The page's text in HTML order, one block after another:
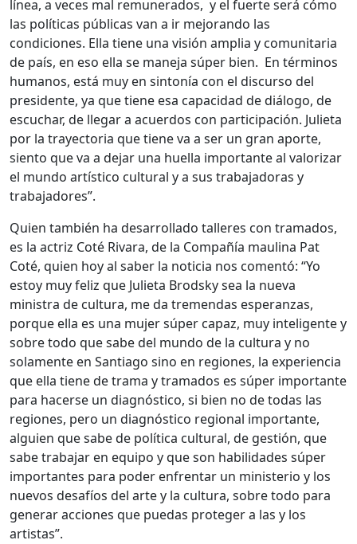
línea, a veces mal remunerados, y el fuerte será cómo
las políticas públicas van a ir mejorando las
condiciones. Ella tiene una visión amplia y comunitaria
de país, en eso ella se maneja súper bien. En términos
humanos, está muy en sintonía con el discurso del
presidente, ya que tiene esa capacidad de diálogo, de
escuchar, de llegar a acuerdos con participación. Julieta
por la trayectoria que tiene va a ser un gran aporte,
siento que va a dejar una huella importante al valorizar
el mundo artístico cultural y a sus trabajadoras y
trabajadores”.
Quien también ha desarrollado talleres con tramados,
es la actriz Coté Rivara, de la Compañía maulina Pat
Coté, quien hoy al saber la noticia nos comentó: “Yo
estoy muy feliz que Julieta Brodsky sea la nueva
ministra de cultura, me da tremendas esperanzas,
porque ella es una mujer súper capaz, muy inteligente y
sobre todo que sabe del mundo de la cultura y no
solamente en Santiago sino en regiones, la experiencia
que ella tiene de trama y tramados es súper importante
para hacerse un diagnóstico, si bien no de todas las
regiones, pero un diagnóstico regional importante,
alguien que sabe de política cultural, de gestión, que
sabe trabajar en equipo y que son habilidades súper
importantes para poder enfrentar un ministerio y los
nuevos desafíos del arte y la cultura, sobre todo para
generar acciones que puedas proteger a las y los
artistas”.